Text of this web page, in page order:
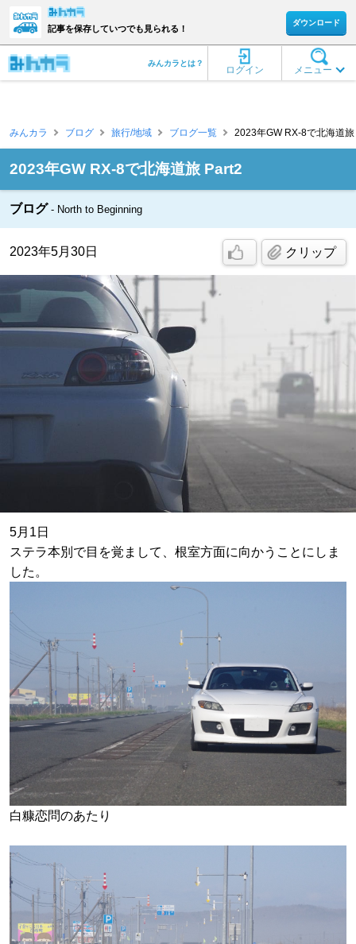
記事を保存していつでも見られる！
ダウンロード
メニュー
ログイン
みんカラとは？
みんカラ ブログ 旅行/地域 ブログ一覧 2023年GW RX-8で北海道
2023年GW RX-8で北海道旅 Part2
ブログ North to Beginning
2023年5月30日 クリップ
5月1日
ステラ本別で目を覚まして、根室方面に向かうことにしま
した。
白糠恋問のあたり